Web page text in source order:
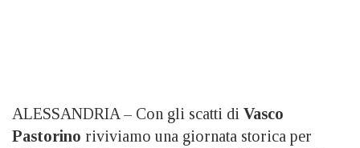
ALESSANDRIA – Con gli scatti di Vasco
Pastorino riviviamo una giornata storica per